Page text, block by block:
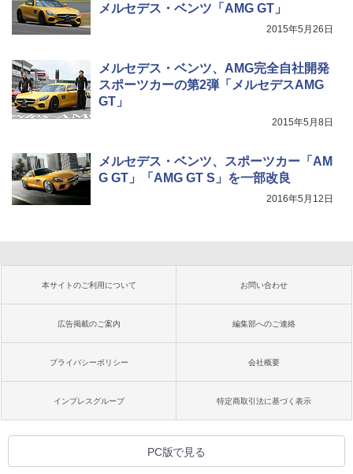
メルセデス・ベンツ「AMG GT」
2015年5月26日
メルセデス・ベンツ、AMG完全自社開発
スポーツカーの第2弾「メルセデスAMG
GT」
2015年5月8日
メルセデス・ベンツ、スポーツカー「AM
G GT」「AMG GT S」を一部改良
2016年5月12日
本サイトのご利用について お問い合わせ
広告掲載のご案内 編集部へのご連絡
プライバシーポリシー 会社概要
インプレスグループ 特定商取引法に基づく表示
PC版で見る